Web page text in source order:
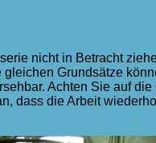
nicht in Betracht
Grundsätze
Achten Sie auf
dass die Arbeit